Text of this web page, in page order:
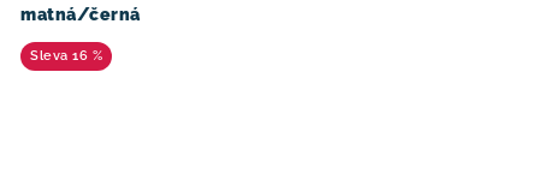
matná/černá
16 %